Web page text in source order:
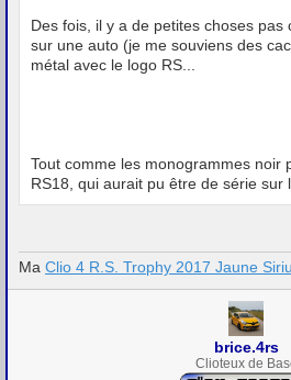
Des fois, il y a de petites choses
sur une auto (je me souviens des
métal avec le logo RS...
Tout comme les monogrammes noir
RS18, qui aurait pu être de série sur
Ma Clio 4 R.S. Trophy 2017 Jaune
brice.4rs
Clioteux de